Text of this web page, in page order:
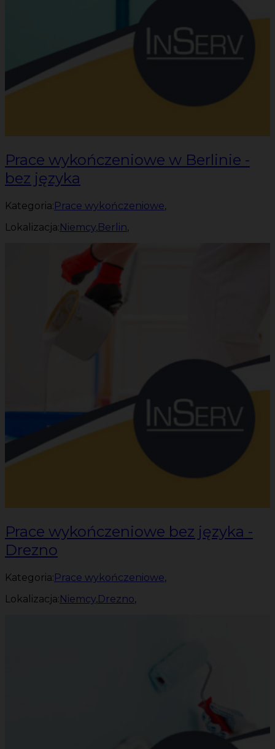
Prace wykończeniowe w Berlinie -
bez języka
Kategoria: Prace wykończeniowe,
Lokalizacja: Niemcy,Berlin,
Prace wykończeniowe bez języka -
Drezno
Kategoria:Prace wykończeniowe,
Lokalizacja:Niemcy,Drezno,